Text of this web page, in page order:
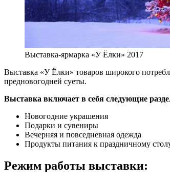
Выставка-ярмарка «У Ёлки» 2017
Выставка «У Ёлки» товаров широкого
предновогодней суеты.
Выставка включает в себя следующие
Новогодние украшения
Подарки и сувениры
Вечерняя и повседневная одежда
Продукты питания к праздничному
Режим работы выставки: